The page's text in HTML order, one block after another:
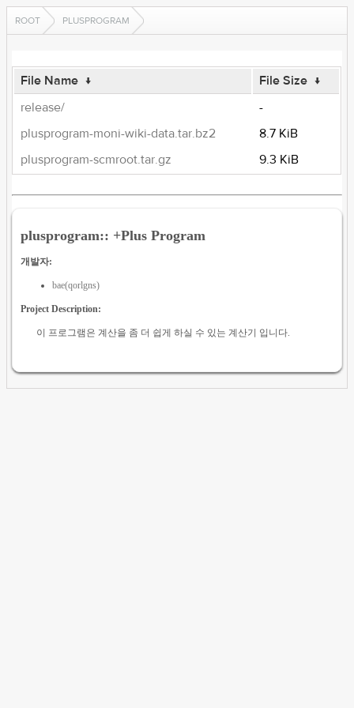
ROOT PLUSPROGRAM
File Name ↓ File Size ↓
release/
-
plusprogram-moni-wiki-data.tar.bz2
8.7 KiB
plusprogram-scmroot.tar.gz
9.3 KiB
plusprogram:: +Plus Program
개발자:
bae(qorlgns)
Project Description:
이 프로그램은 계산을 좀 더 쉽게 하실 수 있는 계산기 입니다.